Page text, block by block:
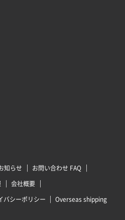
知らせ
お問い合わせ FAQ
会社概要
バシーポリシー Overseas shipping